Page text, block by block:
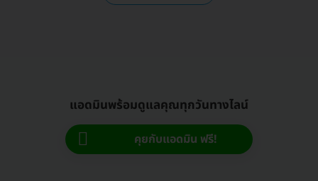
แอดมินพร้อมดูแลคุณทุกวันทางไลน์
คุยกับแอดมิน ฟรี!